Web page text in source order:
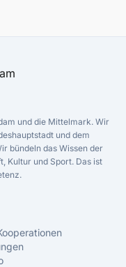
und die Mittelmark. Wir
und dem
bündeln das Wissen der
Kultur und Sport. Das ist